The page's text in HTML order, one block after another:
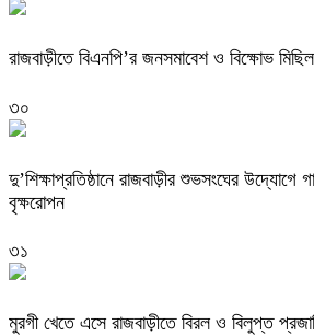
রাজবাড়ীতে বিএনপি’র জনসমাবেশ ও বিক্ষোভ মিছিল
৩০
দু’শিক্ষাপ্রতিষ্ঠানে রাজবাড়ীর শুভসংঘের উদ্যোগে
বৃক্ষরোপন
৩১
মুরগী খেতে এসে রাজবাড়ীতে বিরল ও বিলুপ্ত